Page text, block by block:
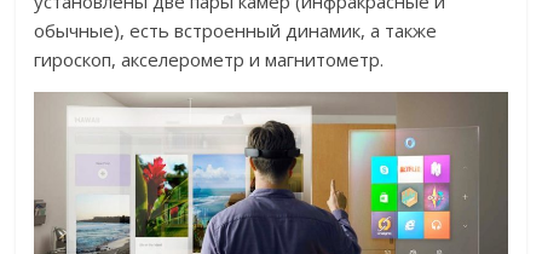
обычные), есть встроенный динамик, а также
гироскоп, акселерометр и магнитометр.